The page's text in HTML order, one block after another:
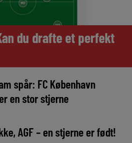
du drafte et perfekt
spår: FC København
en stor stjerne
AGF – en stjerne er født!